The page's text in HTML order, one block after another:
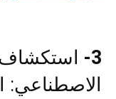
3-
استكشاف
الاصطناعي: